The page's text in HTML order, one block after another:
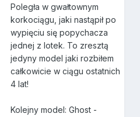
Poległa w gwałtownym
korkociągu, jaki nastąpił po
wypięciu się popychacza
jednej z lotek. To zresztą
jedyny model jaki rozbiłem
całkowicie w ciągu ostatnich
4 lat!
Kolejny model: Ghost -